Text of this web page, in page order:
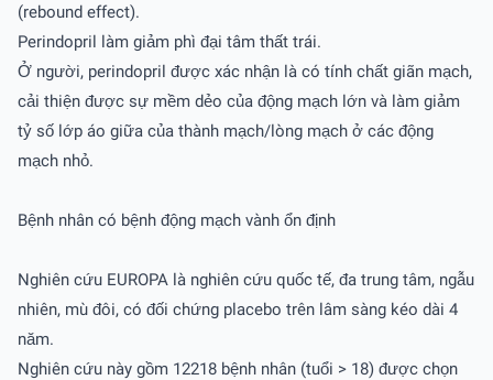
(rebound effect).
Perindopril làm giảm phì đại tâm thất trái.
Ở người, perindopril được xác nhận là có tính chất giãn mạch,
cải thiện được sự mềm dẻo của động mạch lớn và làm giảm
tỷ số lớp áo giữa của thành mạch/lòng mạch ở các động
mạch nhỏ.
Bệnh nhân có bệnh động mạch vành ổn định
Nghiên cứu EUROPA là nghiên cứu quốc tế, đa trung tâm, ngẫu
nhiên, mù đôi, có đối chứng placebo trên lâm sàng kéo dài 4
năm.
Nghiên cứu này gồm 12218 bệnh nhân (tuổi > 18) được chọn